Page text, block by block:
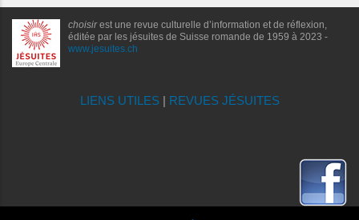
choisirest une revue culturelle d’information et de réflexion,
éditée par les jésuites de Suisse romande de 1959 à 2023 -
www.jesuites.ch
LIENS UTILES| REVUES JÉSUITES